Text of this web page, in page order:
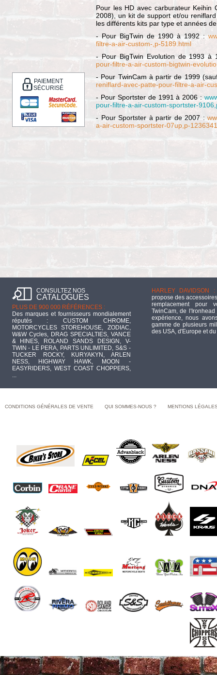
PAIEMENT
SÉCURISÉ
Pour les HD avec carburateur Keihin
2008), un kit de support et/ou
les différents kits par type et années
- Pour BigTwin de 1990 à 1992 :
filtre-a-air-custom-,p-5189.html
- Pour BigTwin Evolution de 1993
pour-filtre-a-air-custom-bigtwin-
- Pour TwinCam à partir de 1999
reniflard-avec-patte-pour-filtre-a-air-
- Pour Sportster de 1991 à 2006 :
pour-filtre-a-air-custom-sportster-
- Pour Sportster à partir de 2007 :
a-air-custom-sportster-07up,p-
CONSULTEZ NOS
CATALOGUES
PLUS DE 900 000 RÉFÉRENCES :
Des marques et fournisseurs mondialement
réputés : CUSTOM CHROME,
MOTORCYCLES STOREHOUSE, ZODIAC,
W&W Cycles, DRAG SPECIALTIES, VANCE
& HINES, ROLAND SANDS DESIGN, V-
TWIN - LE PERA, PARTS UNLIMITED, S&S -
TUCKER ROCKY, KURYAKYN, ARLEN
NESS, HIGHWAY HAWK, MOON -
EASYRIDERS, WEST COAST CHOPPERS,
HARLEY DAVIDSON :
propose des
remplacement pour
TwinCam, de
expérience, nous
gamme de plusieurs
des USA, d'Europe et
CONDITIONS GÉNÉRALES DE VENTE QUI SOMMES-NOUS ? MENTIONS
End of Gallery